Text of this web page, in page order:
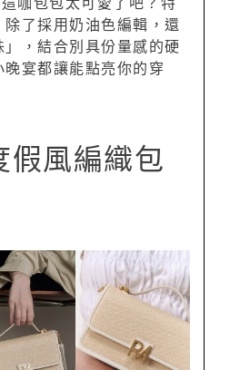
咖包包太可愛了吧？特
了採用奶油色編輯，還
，結合別具份量感的硬
宴都讓能點亮你的穿
風編織包